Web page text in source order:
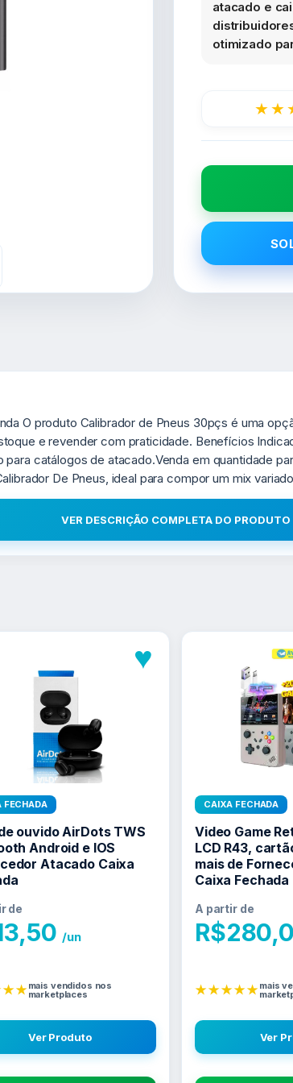
atacado e
otimizado
O produto Calibrador de Pneus 30pçs é uma
e revender com praticidade. Benefícios
catálogos de atacado.Venda em quantidade
De Pneus, ideal para compor um mix
VER DESCRIÇÃO COMPLETA DO PRODUTO
♥
FECHADA
ouvido AirDots TWS
Android e IOS
Atacado Caixa
de
/un
mais vendidos nos
marketplaces
Ver Produto
CAIXA FECHADA
Video Game
LCD R43,
mais de
Caixa Fechada
A partir de
R$
★★★★★mais
Ver